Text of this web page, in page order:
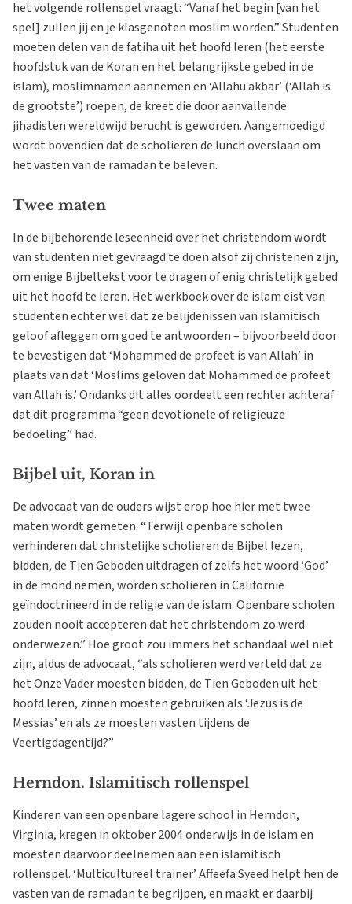
het volgende rollenspel vraagt: “Vanaf het begin [van het
spel] zullen jij en je klasgenoten moslim worden.” Studenten
moeten delen van de fatiha uit het hoofd leren (het eerste
hoofdstuk van de Koran en het belangrijkste gebed in de
islam), moslimnamen aannemen en ‘Allahu akbar’ (‘Allah is
de grootste’) roepen, de kreet die door aanvallende
jihadisten wereldwijd berucht is geworden. Aangemoedigd
wordt bovendien dat de scholieren de lunch overslaan om
het vasten van de ramadan te beleven.
Twee maten
In de bijbehorende leseenheid over het christendom wordt
van studenten niet gevraagd te doen alsof zij christenen zijn,
om enige Bijbeltekst voor te dragen of enig christelijk gebed
uit het hoofd te leren. Het werkboek over de islam eist van
studenten echter wel dat ze belijdenissen van islamitisch
geloof afleggen om goed te antwoorden – bijvoorbeeld door
te bevestigen dat ‘Mohammed de profeet is van Allah’ in
plaats van dat ‘Moslims geloven dat Mohammed de profeet
van Allah is.’ Ondanks dit alles oordeelt een rechter achteraf
dat dit programma “geen devotionele of religieuze
bedoeling” had.
Bijbel uit, Koran in
De advocaat van de ouders wijst erop hoe hier met twee
maten wordt gemeten. “Terwijl openbare scholen
verhinderen dat christelijke scholieren de Bijbel lezen,
bidden, de Tien Geboden uitdragen of zelfs het woord ‘God’
in de mond nemen, worden scholieren in Californië
geïndoctrineerd in de religie van de islam. Openbare scholen
zouden nooit accepteren dat het christendom zo werd
onderwezen.” Hoe groot zou immers het schandaal wel niet
zijn, aldus de advocaat, “als scholieren werd verteld dat ze
het Onze Vader moesten bidden, de Tien Geboden uit het
hoofd leren, zinnen moesten gebruiken als ‘Jezus is de
Messias’ en als ze moesten vasten tijdens de
Veertigdagentijd?”
Herndon. Islamitisch rollenspel
Kinderen van een openbare lagere school in Herndon,
Virginia, kregen in oktober 2004 onderwijs in de islam en
moesten daarvoor deelnemen aan een islamitisch
rollenspel. ‘Multicultureel trainer’ Affeefa Syeed helpt hen de
vasten van de ramadan te begrijpen, en maakt er daarbij